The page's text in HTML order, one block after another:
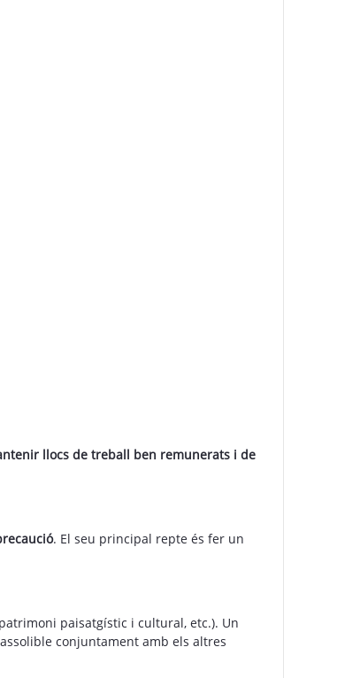
llocs de treball ben remunerats i de
. El seu principal repte és fer un
paisatgístic i cultural, etc.). Un
conjuntament amb els altres